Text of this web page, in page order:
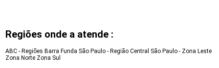
Regiões onde a atende :
ABC - Regiões Barra Funda São Paulo - Região Central São Paulo - Zona Leste
Zona Norte Zona Sul